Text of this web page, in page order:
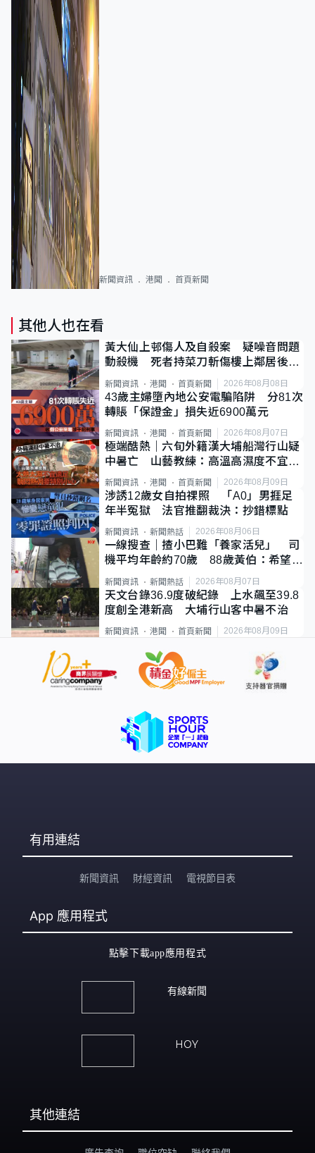
新聞資訊 港聞 首頁新聞
其他人也在看
黃大仙上邨傷人及自殺案 疑噪音問題
動殺機 死者持菜刀斬傷樓上鄰居後墮
新聞資訊 港聞 首頁新聞 2026年08月08日
43歲主婦墮內地公安電騙陷阱 分81次
轉賬「保證金」損失近6900萬元
新聞資訊 港聞 首頁新聞 2026年08月07日
極端酷熱｜六旬外籍漢大埔船灣行山疑
中暑亡 山藝教練：高溫高濕度不宜遠
足
新聞資訊 港聞 首頁新聞 2026年08月09日
涉誘12歲女自拍祼照 「A0」男捱足
年半冤獄 法官推翻裁決：抄錯標點
新聞資訊 新聞熱話 2026年08月06日
一線搜查｜揸小巴難「養家活兒」 司
機平均年齡約70歲 88歲黃伯：希望一
直揸落去
新聞資訊 新聞熱話 2026年08月07日
天文台錄36.9度破紀錄 上水飆至39.8
度創全港新高 大埔行山客中暑不治
新聞資訊 港聞 首頁新聞 2026年08月09日
有用連結
新聞資訊 財經資訊 電視節目表
App 應用程式
點擊下載app應用程式
有線新聞
HOY
其他連結